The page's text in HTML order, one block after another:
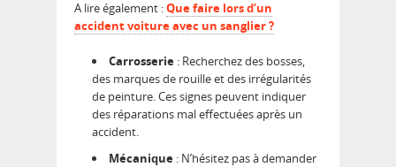
A lire également :Que faire lors d’un
accident voiture avec un sanglier ?
Carrosserie : Recherchez des bosses,
des marques de rouille et des irrégularités
de peinture. Ces signes peuvent indiquer
des réparations mal effectuées après un
accident.
Mécanique : N’hésitez pas à demander